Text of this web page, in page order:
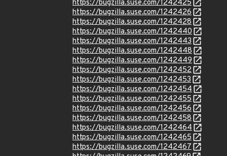
https://bugzilla.suse.com/1242425
https://bugzilla.suse.com/1242426
https://bugzilla.suse.com/1242428
https://bugzilla.suse.com/1242440
https://bugzilla.suse.com/1242443
https://bugzilla.suse.com/1242448
https://bugzilla.suse.com/1242449
https://bugzilla.suse.com/1242452
https://bugzilla.suse.com/1242453
https://bugzilla.suse.com/1242454
https://bugzilla.suse.com/1242455
https://bugzilla.suse.com/1242456
https://bugzilla.suse.com/1242458
https://bugzilla.suse.com/1242464
https://bugzilla.suse.com/1242465
https://bugzilla.suse.com/1242467